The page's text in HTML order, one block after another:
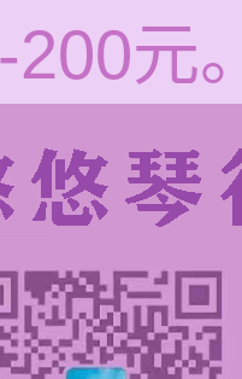
200元